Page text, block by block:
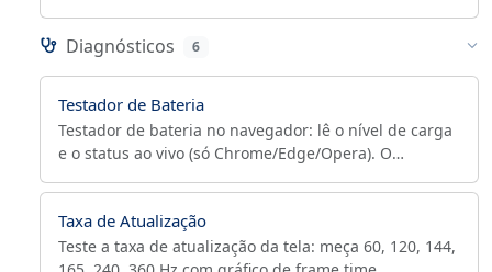
Diagnósticos 6
Testador de Bateria
Testador de bateria no navegador: lê o nível de carga
e o status ao vivo (só Chrome/Edge/Opera). O
estimador de SoH.
Taxa de Atualização
Teste a taxa de atualização da tela: meça 60, 120, 144,